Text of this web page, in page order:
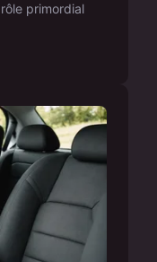
primordial